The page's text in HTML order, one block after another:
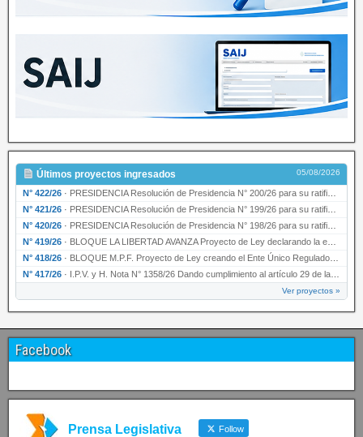
Últimos proyectos ingresados 05/08/2026
N° 422/26 · PRESIDENCIA Resolución de Presidencia N° 200/26 para su ratificación.
N° 421/26 · PRESIDENCIA Resolución de Presidencia N° 199/26 para su ratificación.
N° 420/26 · PRESIDENCIA Resolución de Presidencia N° 198/26 para su ratificación.
N° 419/26 · BLOQUE LA LIBERTAD AVANZA Proyecto de Ley declarando la esencialidad del servicio educativ…
N° 418/26 · BLOQUE M.P.F. Proyecto de Ley creando el Ente Único Regulador de servicios públicos de la …
N° 417/26 · I.P.V. y H. Nota N° 1358/26 Dando cumplimiento al artículo 29 de la Ley provincial N° 1399…
Ver proyectos »
Facebook
Prensa Legislativa Follow